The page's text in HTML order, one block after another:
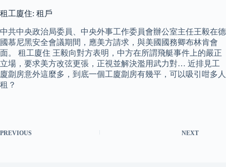
租工廈住: 租戶
中共中央政治局委員、中央外事工作委員會辦公室主任王毅在德
國慕尼黑安全會議期間，應美方請求，與美國國務卿布林肯會
面。 租工廈住 王毅向對方表明，中方在所謂飛艇事件上的嚴正
立場，要求美方改弦更張，正視並解決濫用武力對… 近排見工
廈劏房意外這麼多，到底一個工廈劏房有幾平，可以吸引咁多人
租？
PREVIOUS NEXT